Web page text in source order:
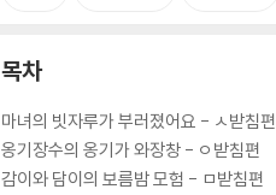
목차
마녀의 빗자루가 부러졌어요 - ㅅ받침편
옹기장수의 옹기가 와장창 - ㅇ받침편
감이와 담이의 보름밤 모험 - ㅁ받침편